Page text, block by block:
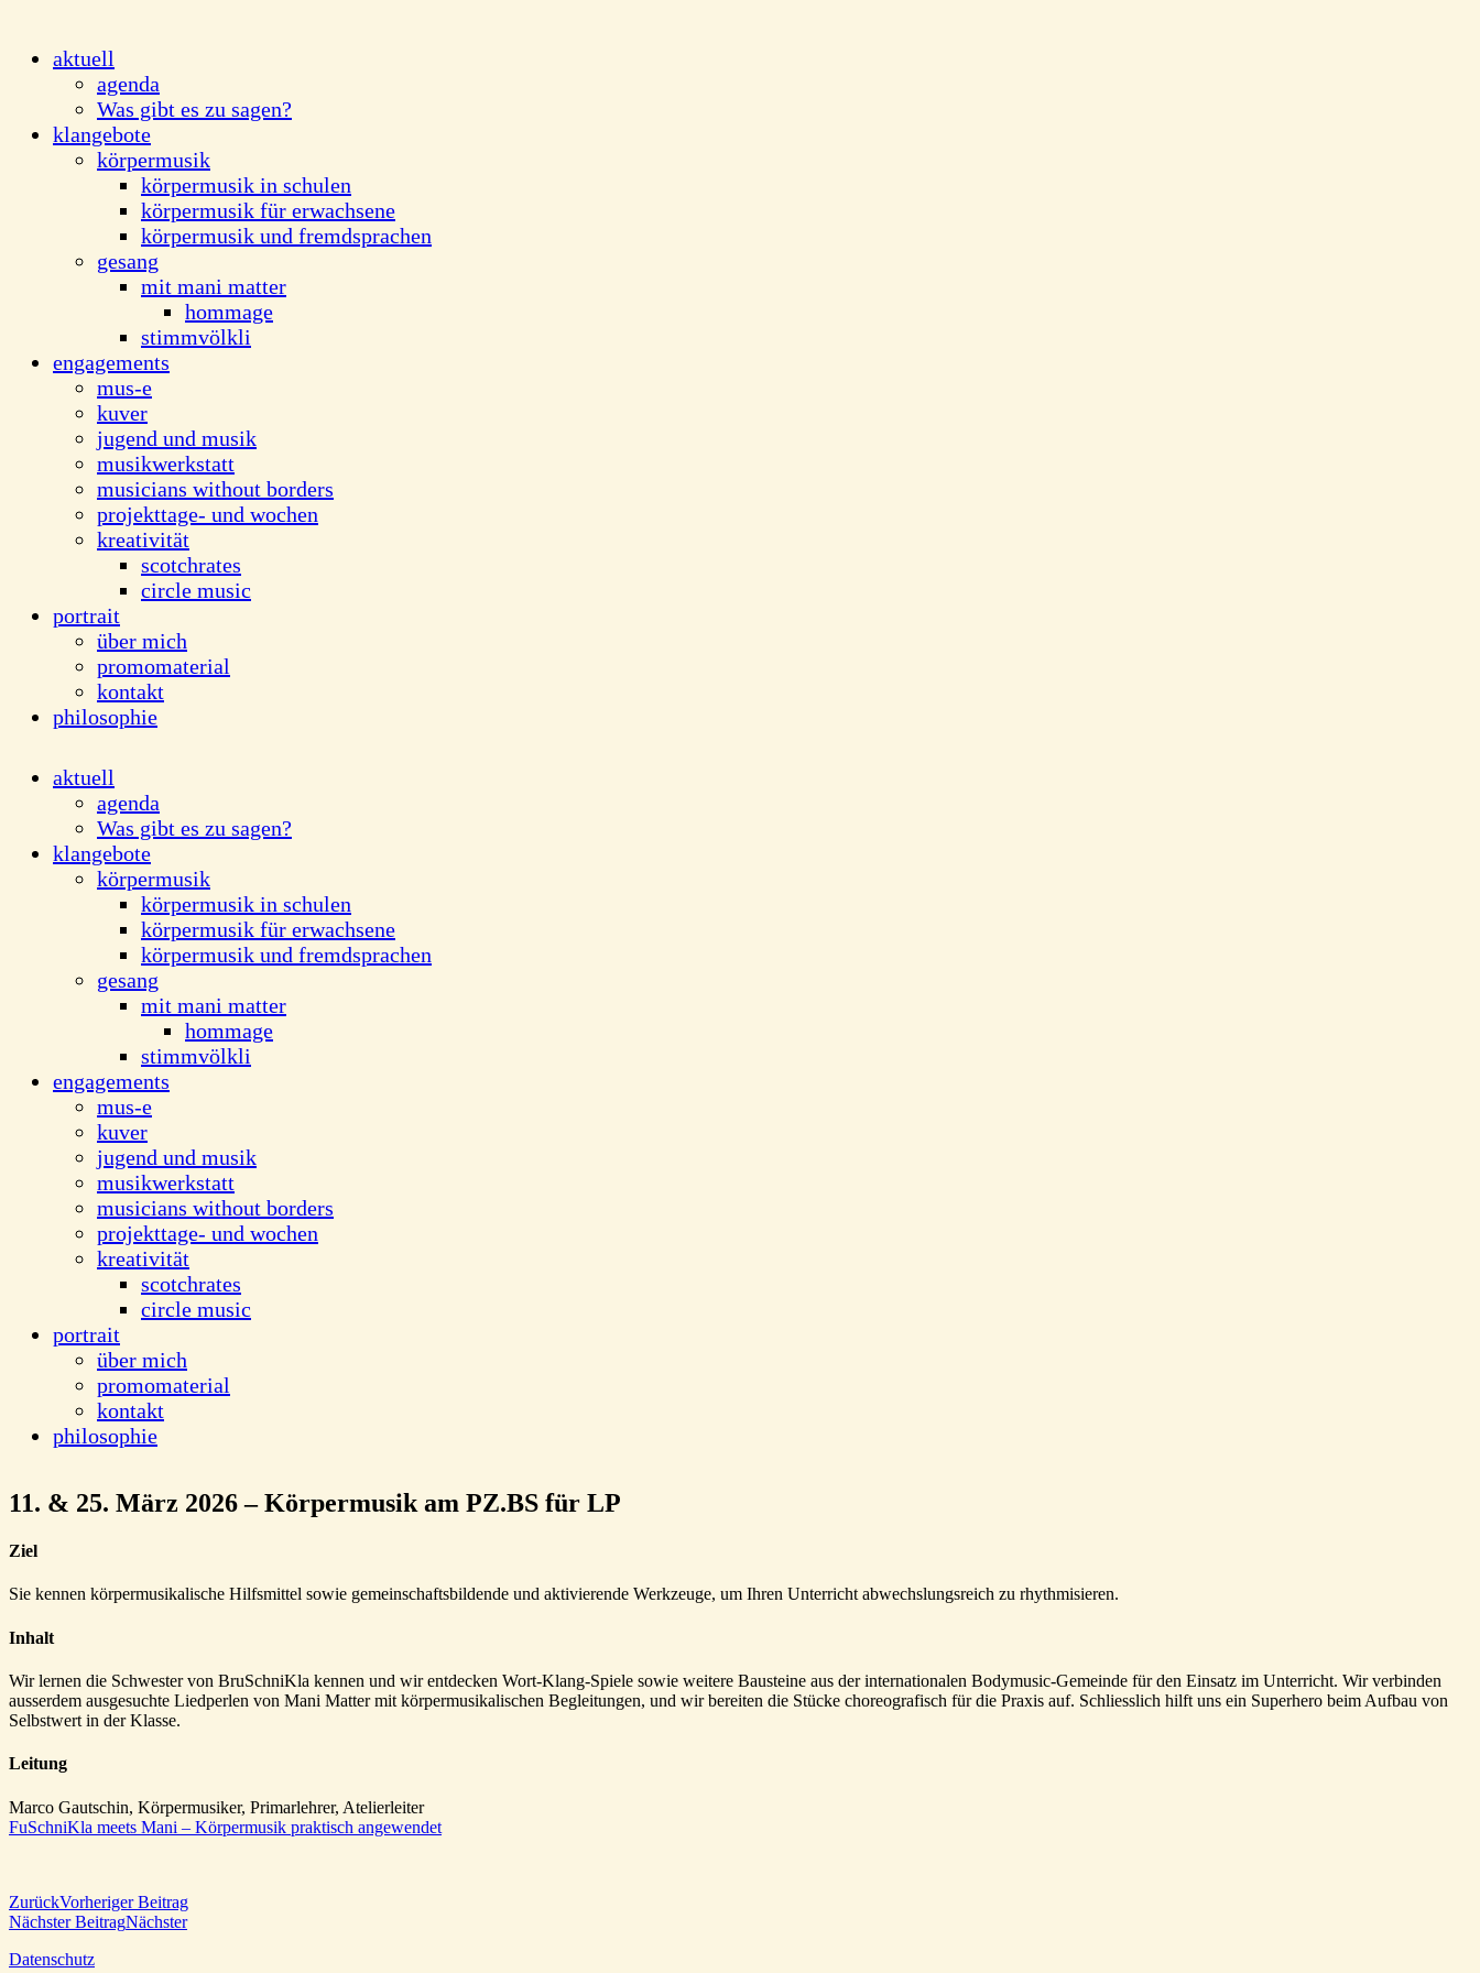
aktuell
agenda
Was gibt es zu sagen?
klangebote
körpermusik
körpermusik in schulen
körpermusik für erwachsene
körpermusik und fremdsprachen
gesang
mit mani matter
hommage
stimmvölkli
engagements
mus-e
kuver
jugend und musik
musikwerkstatt
musicians without borders
projekttage- und wochen
kreativität
scotchrates
circle music
portrait
über mich
promomaterial
kontakt
philosophie
aktuell
agenda
Was gibt es zu sagen?
klangebote
körpermusik
körpermusik in schulen
körpermusik für erwachsene
körpermusik und fremdsprachen
gesang
mit mani matter
hommage
stimmvölkli
engagements
mus-e
kuver
jugend und musik
musikwerkstatt
musicians without borders
projekttage- und wochen
kreativität
scotchrates
circle music
portrait
über mich
promomaterial
kontakt
philosophie
11. & 25. März 2026 – Körpermusik am PZ.BS für LP
Ziel
Sie kennen körpermusikalische Hilfsmittel sowie gemeinschaftsbildende und aktivierende Werkzeuge, um Ihren Unterricht abwechslungsreich zu rhythmisieren.
Inhalt
Wir lernen die Schwester von BruSchniKla kennen und wir entdecken Wort-Klang-Spiele sowie weitere Bausteine aus der internationalen Bodymusic-Gemeinde für den Einsatz im Unterricht. Wir verbinden
ausserdem ausgesuchte Liedperlen von Mani Matter mit körpermusikalischen Begleitungen, und wir bereiten die Stücke choreografisch für die Praxis auf. Schliesslich hilft uns ein Superhero beim Aufbau von
Selbstwert in der Klasse.
Leitung
Marco Gautschin, Körpermusiker, Primarlehrer, Atelierleiter
FuSchniKla meets Mani – Körpermusik praktisch angewendet
ZurückVorheriger Beitrag
Nächster BeitragNächster
Datenschutz